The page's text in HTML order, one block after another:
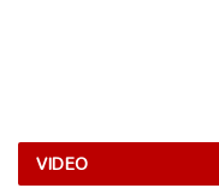
VIDEO